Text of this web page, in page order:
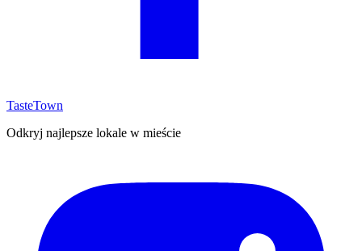
TasteTown
Odkryj najlepsze lokale w mieście